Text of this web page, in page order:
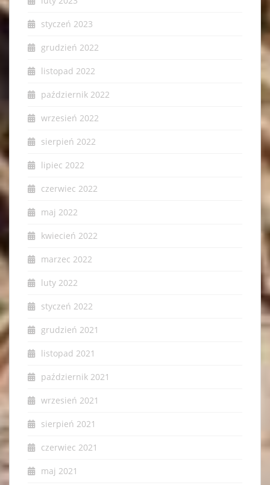
styczeń 2023
grudzień 2022
listopad 2022
październik 2022
wrzesień 2022
sierpień 2022
lipiec 2022
czerwiec 2022
maj 2022
kwiecień 2022
marzec 2022
luty 2022
styczeń 2022
grudzień 2021
listopad 2021
październik 2021
wrzesień 2021
sierpień 2021
czerwiec 2021
maj 2021